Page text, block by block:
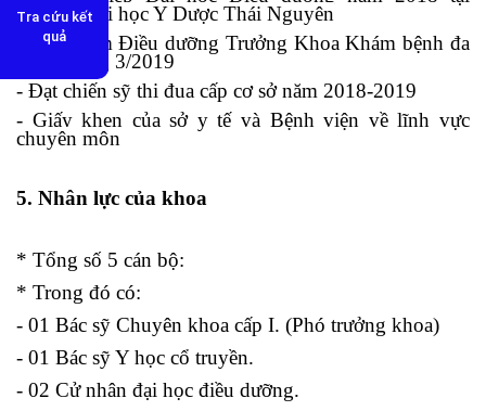
Trường Đại học Y Dược Thái Nguyên
- Bổ nhiệm Điều dưỡng Trưởng Khoa Khám bệnh đa
khoa tháng 3/2019
- Đạt chiến sỹ thi đua cấp cơ sở năm 2018-2019
- Giấy khen của sở y tế và Bệnh viện về lĩnh vực
chuyên môn
5. Nhân lực của khoa
* Tổng số 5 cán bộ:
* Trong đó có:
- 01 Bác sỹ Chuyên khoa cấp I. (Phó trưởng khoa)
- 01 Bác sỹ Y học cổ truyền.
- 02 Cử nhân đại học điều dưỡng.
Tra cứu kết
quả